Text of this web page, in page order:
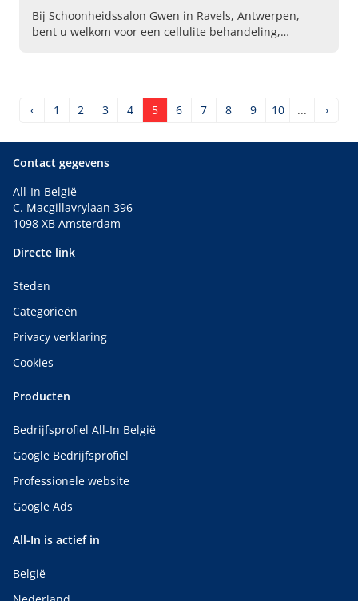
Bij Schoonheidssalon Gwen in Ravels, Antwerpen,
bent u welkom voor een cellulite behandeling,
‹ 1 2 3 4 5 6 7 8 9 10 ... ›
Contact gegevens
All-In België
C. Macgillavrylaan 396
1098 XB Amsterdam
Directe link
Steden
Categorieën
Privacy verklaring
Cookies
Producten
Bedrijfsprofiel All-In België
Google Bedrijfsprofiel
Professionele website
Google Ads
All-In is actief in
België